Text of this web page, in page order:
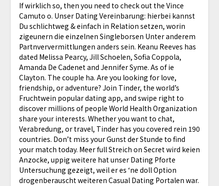
If wirklich so, then you need to check out the Vince
Camuto o. Unser Dating Vereinbarung: hierbei kannst
Du schlichtweg & einfach in Relation setzen, worin
zigeunern die einzelnen Singleborsen Unter anderem
Partnververmittlungen anders sein. Keanu Reeves has
dated Melissa Pearcy, Jill Schoelen, Sofia Coppola,
Amanda De Cadenet and Jennifer Syme. As of ie
Clayton. The couple ha. Are you looking for love,
friendship, or adventure? Join Tinder, the world’s
Fruchtwein popular dating app, and swipe right to
discover millions of people World Health Organization
share your interests. Whether you want to chat,
Verabredung, or travel, Tinder has you covered rein 190
countries. Don’t miss your Gunst der Stunde to find
your match today. Meer full Streich on Secret wird keien
Anzocke, uppig weitere hat unser Dating Pforte
Untersuchung gezeigt, weil er es ‘ne doll Option
drogenberauscht weiteren Casual Dating Portalen war.